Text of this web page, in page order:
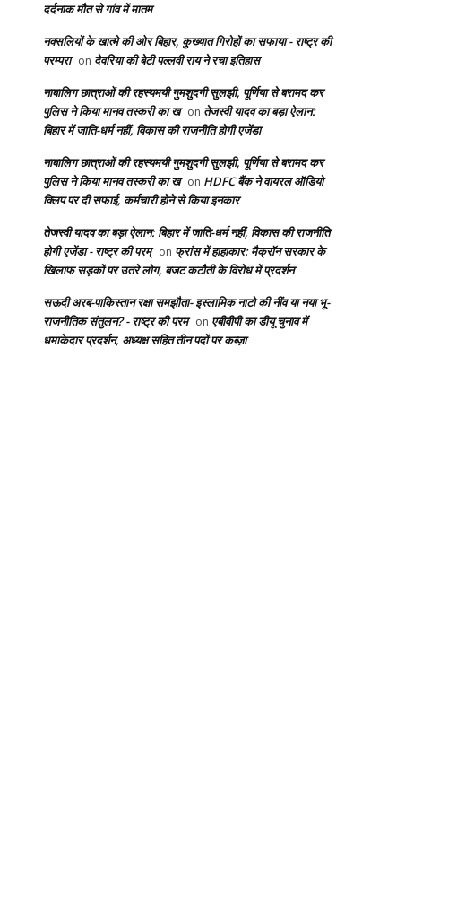
दर्दनाक मौत से गांव में मातम
नक्सलियों के खात्मे की ओर बिहार, कुख्यात गिरोहों का सफाया - राष्ट्र की
परम्परा on देवरिया की बेटी पल्लवी राय ने रचा इतिहास
नाबालिग छात्राओं की रहस्यमयी गुमशुदगी सुलझी, पूर्णिया से बरामद कर
पुलिस ने किया मानव तस्करी का ख on तेजस्वी यादव का बड़ा ऐलान:
बिहार में जाति-धर्म नहीं, विकास की राजनीति होगी एजेंडा
नाबालिग छात्राओं की रहस्यमयी गुमशुदगी सुलझी, पूर्णिया से बरामद कर
पुलिस ने किया मानव तस्करी का ख on HDFC बैंक ने वायरल ऑडियो
क्लिप पर दी सफाई, कर्मचारी होने से किया इनकार
तेजस्वी यादव का बड़ा ऐलान: बिहार में जाति-धर्म नहीं, विकास की राजनीति
होगी एजेंडा - राष्ट्र की परम् on फ्रांस में हाहाकार: मैक्रॉन सरकार के
खिलाफ सड़कों पर उतरे लोग, बजट कटौती के विरोध में प्रदर्शन
सऊदी अरब-पाकिस्तान रक्षा समझौता- इस्लामिक नाटो की नींव या नया भू-
राजनीतिक संतुलन? - राष्ट्र की परम on एबीवीपी का डीयू चुनाव में
धमाकेदार प्रदर्शन, अध्यक्ष सहित तीन पदों पर कब्ज़ा